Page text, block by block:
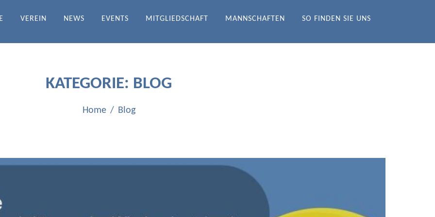
ICHENDORF E.V.
VEREIN NEWS EVENTS MITGLIEDSCHAFT MANNSCHAFTEN SO FINDEN SIE UNS
KATEGORIE: BLOG
Home Blog